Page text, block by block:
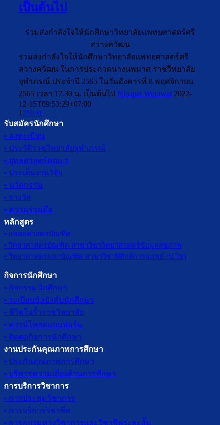
เป็นต้นไป
ร่วมส่งกำลังใจให้นักศึกษาวิทยาลัยแพทยศาสตร์ศรี
สวางควัฒน
ร่วมส่งกำลังใจให้นักศึกษาวิทยาลัยแพทยศาสตร์ศรี
สวางควัฒน ในการประกวดนางนพมาศ ราชวิทยาลัย
จุฬาภรณ์ ประจำปี 2565 ในวันอังคารที่ 8 พฤศจิกายน
2565 เวลา 17.30 น. เป็นต้นไป Nipapat Worawat 2022-
12-15T09:53:29+07:00
12Next
รับสมัครนักศึกษา
• ลงทะเบียน
• ประวัติราชวิทยาลัยจุฬาภรณ์
• ยุทธศาสตร์คณะฯ
• ประเด็นงานวิจัย
• นวัตกรรม
• รางวัล
• ความร่วมมือ
หลักสูตร
• แพทยศาสตรบัณฑิต
• วิทยาศาสตรบัณฑิต สาขาวิชาวิทยาศาสตร์ข้อมูลสุขภาพ
• วิทยาศาสตรมหาบัณฑิต สาขาวิชาฟิสิกส์การแพทย์ (ป.โท)
กิจการนักศึกษา
• กิจกรรมนักศึกษา
• ระเบียบข้อบังคับนักศึกษา
• ชีวิตในรั้วราชวิทยาลัย
• ดาวน์โหลดแบบฟอร์ม
• ติดต่อกิจการนักศึกษา
งานประกันคุณภาพการศึกษา
• ประกันคุณภาพการศึกษา
• บริหารความเสี่ยงด้านการศึกษา
การบริการวิชาการ
• การประชุมวิชาการ
• การบริการวิชาชีพ
• การอบรมทางวิชาการและวิชาชีพระยะสั้น